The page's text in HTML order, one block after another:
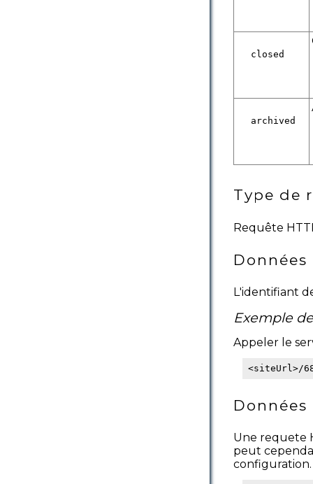
closed
archived
Type de
Requête
L'identifiant
Exemple
Appeler le
<siteUrl>/
Une requete
peut
configuration.